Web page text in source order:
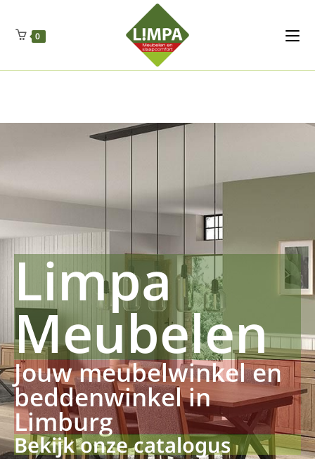
Regenschut
Drueckerpro
Fettsauren Dekemax Kapselmed
Luftkuhlen Zauberfan Netzfenste Insektensc
0
Limpa
Meubelen
Jouw meubelwinkel en
beddenwinkel in
Limburg
Bekijk onze catalogus